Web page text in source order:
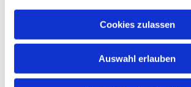
Cookies zulassen
Auswahl erlauben